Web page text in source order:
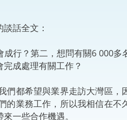
越南語)
話全文：
行？第二，想問有關6 000多
成處理有關工作？
們都希望與業界走訪大灣區，
的業務工作，所以我相信在不
一些合作機遇。